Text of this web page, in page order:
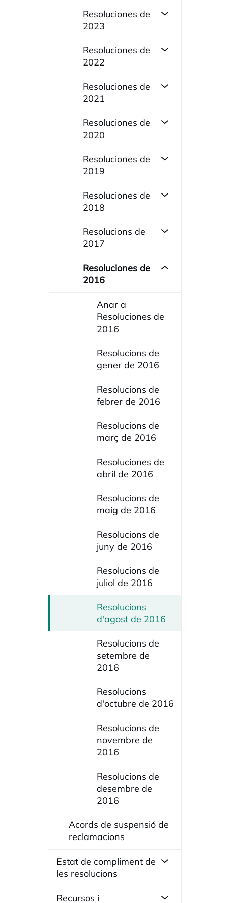
Resoluciones de
2023
Resoluciones de
2022
Resoluciones de
2021
Resoluciones de
2020
Resoluciones de
2019
Resoluciones de
2018
Resolucions de
2017
Resoluciones de
2016
Anar a
Resoluciones de
2016
Resolucions de
gener de 2016
Resolucions de
febrer de 2016
Resolucions de
març de 2016
Resoluciones de
abril de 2016
Resolucions de
maig de 2016
Resolucions de
juny de 2016
Resolucions de
juliol de 2016
Resolucions
d'agost de 2016
Resolucions de
setembre de
2016
Resolucions
d'octubre de 2016
Resolucions de
novembre de
2016
Resolucions de
desembre de
2016
Acords de suspensió de
reclamacions
Estat de compliment de
les resolucions
Recursos i